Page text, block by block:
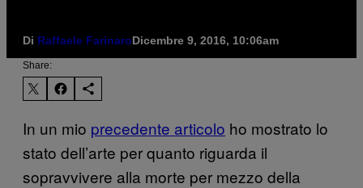
Di Raffaele FarinaroDicembre 9, 2016, 10:06am
Share:
In un mio precedente articolo ho mostrato lo
stato dell’arte per quanto riguarda il
sopravvivere alla morte per mezzo della